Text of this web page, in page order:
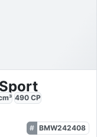
490 CP
BMW242408